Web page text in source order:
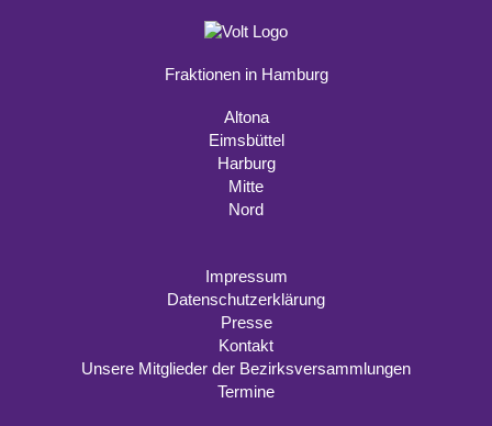
Fraktionen in Hamburg
Altona
Eimsbüttel
Harburg
Mitte
Nord
Impressum
Datenschutzerklärung
Presse
Kontakt
Unsere Mitglieder der Bezirksversammlungen
Termine